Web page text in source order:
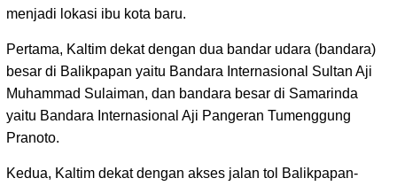
menjadi lokasi ibu kota baru.
Pertama, Kaltim dekat dengan dua bandar udara (bandara)
besar di Balikpapan yaitu Bandara Internasional Sultan Aji
Muhammad Sulaiman, dan bandara besar di Samarinda
yaitu Bandara Internasional Aji Pangeran Tumenggung
Pranoto.
Kedua, Kaltim dekat dengan akses jalan tol Balikpapan-